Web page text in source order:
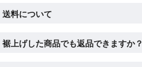
送料について
裾上げした商品でも返品できますか？